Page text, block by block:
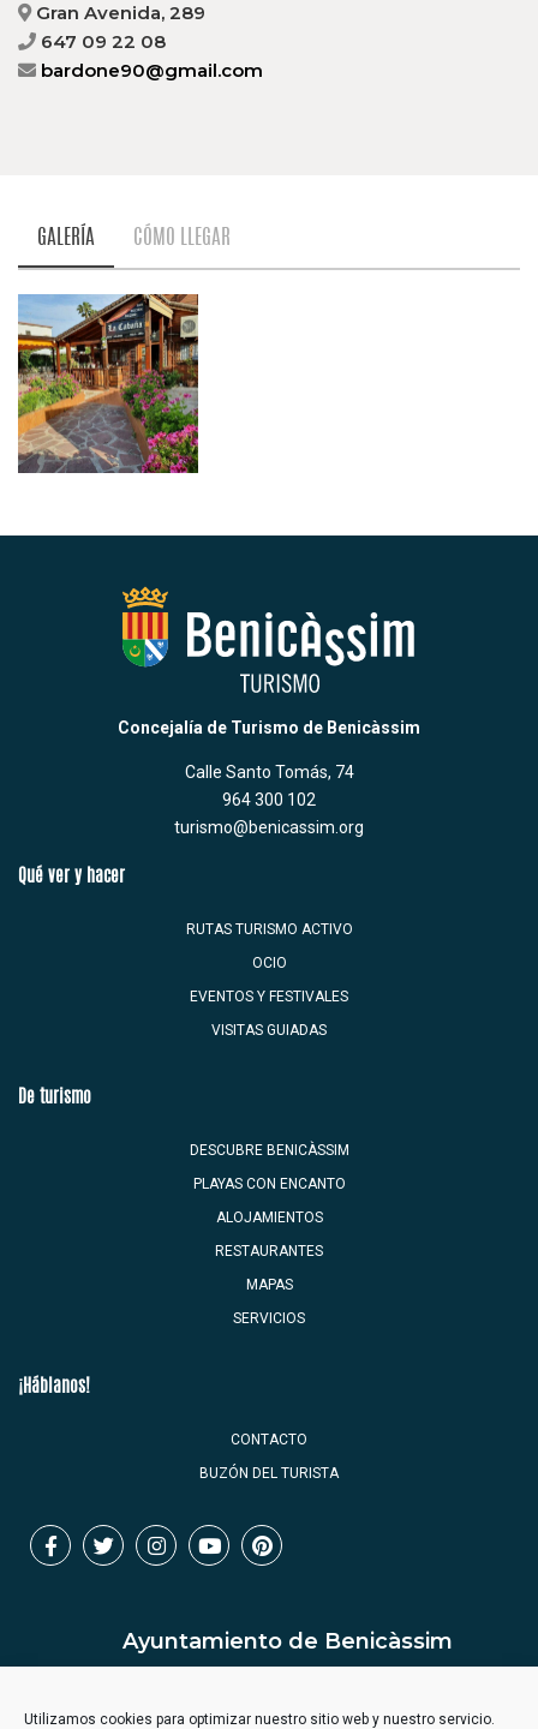
Utilizamos cookies para optimizar nuestro sitio web y nuestro servicio.
Gran Avenida, 289
647 09 22 08
bardone90@gmail.com
GALERÍA CÓMO LLEGAR
Concejalía de Turismo de Benicàssim
Calle Santo Tomás, 74
964 300 102
turismo@benicassim.org
Qué ver y hacer
RUTAS TURISMO ACTIVO
OCIO
EVENTOS Y FESTIVALES
VISITAS GUIADAS
De turismo
DESCUBRE BENICÀSSIM
PLAYAS CON ENCANTO
ALOJAMIENTOS
RESTAURANTES
MAPAS
SERVICIOS
¡Háblanos!
CONTACTO
BUZÓN DEL TURISTA
Ayuntamiento de Benicàssim